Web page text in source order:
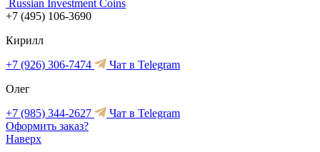
Russian Investment Coins
+7 (495) 106-3690
Кирилл
+7 (926) 306-7474
Чат в Telegram
Олег
+7 (985) 344-2627
Чат в Telegram
Оформить заказ?
Наверх